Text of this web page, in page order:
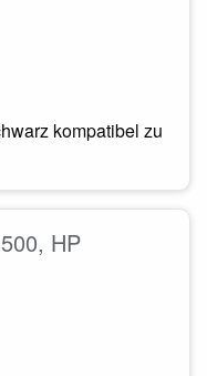
kompatibel zu
HP